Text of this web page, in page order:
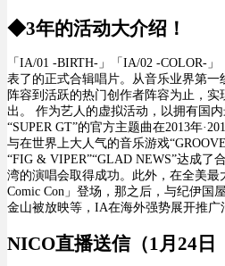
◆3年的活动大介绍 ！
「IA/01 -BIRTH-」「IA/02 -COLOR-」
表了的正式合辑唱片。从音乐业界第一
阵容到 活跃的热门创作者阵容为止，实
出 。 作为艺人的虚拟活动，以拥有国
“SUPER GT”的官方主题曲在2013年·2
与在世界上大人气的音乐游戏“GROOVE
“FIG & VIPER”“GLAD NEWS”达成了
湾的演唱会取得成功 。此外 ，在全美最
Comic Con」 登场 ， 那之 后，与纪伊国
金山被放映等，IA在海外强势展开推 广
NICO直播送信（1月24日